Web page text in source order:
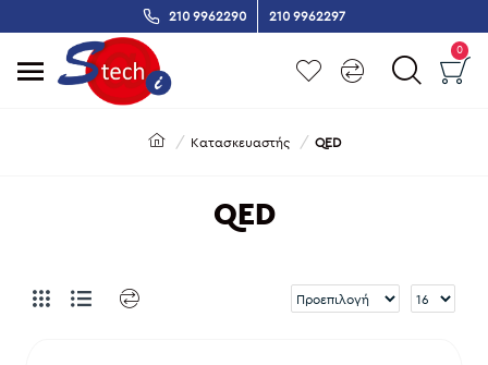
210 9962290 210 9962297
0
Κατασκευαστής QED
QED